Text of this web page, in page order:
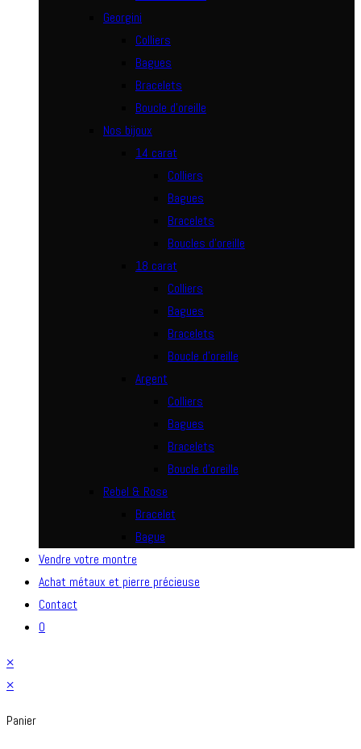
Georgini
Colliers
Bagues
Bracelets
Boucle d’oreille
Nos bijoux
14 carat
Colliers
Bagues
Bracelets
Boucles d’oreille
18 carat
Colliers
Bagues
Bracelets
Boucle d’oreille
Argent
Colliers
Bagues
Bracelets
Boucle d’oreille
Rebel & Rose
Bracelet
Bague
Vendre votre montre
Achat métaux et pierre précieuse
Contact
0
×
×
Panier